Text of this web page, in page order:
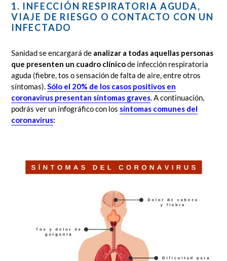
1. INFECCIÓN RESPIRATORIA AGUDA,
VIAJE DE RIESGO O CONTACTO CON UN
INFECTADO
Sanidad se encargará de analizar a todas aquellas personas
que presenten un cuadro clínicode infección respiratoria
aguda (fiebre, tos o sensación de falta de aire, entre otros
síntomas).Sólo el 20% de los casos positivos en
coronavirus presentan síntomas graves. A continuación,
podrás ver un infográfico con los síntomas comunes del
coronavirus: